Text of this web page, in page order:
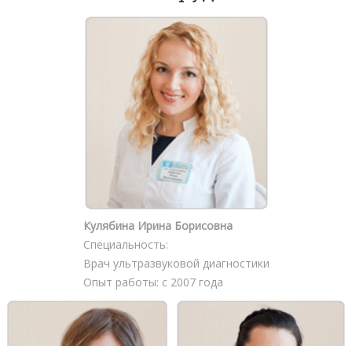
Кулябина Ирина Борисовна
Специальность:
Врач ультразвуковой диагностики
Опыт работы: с 2007 года